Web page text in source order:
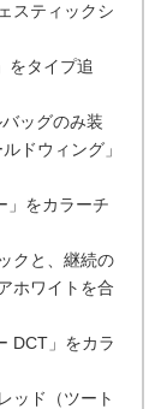
スティックシ
をタイプ追
ッグのみ装
ドウィング」
」をカラーチ
クと、継続の
ホワイトを合
DCT」をカラ
ッド（ツート